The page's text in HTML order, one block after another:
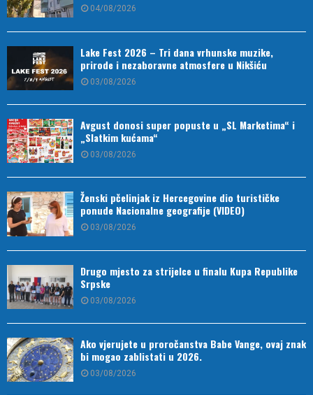
04/08/2026
Lake Fest 2026 – Tri dana vrhunske muzike,
prirode i nezaboravne atmosfere u Nikšiću
03/08/2026
Avgust donosi super popuste u „SL Marketima“ i
„Slatkim kućama“
03/08/2026
Ženski pčelinjak iz Hercegovine dio turističke
ponude Nacionalne geografije (VIDEO)
03/08/2026
Drugo mjesto za strijelce u finalu Kupa Republike
Srpske
03/08/2026
Ako vjerujete u proročanstva Babe Vange, ovaj znak
bi mogao zablistati u 2026.
03/08/2026